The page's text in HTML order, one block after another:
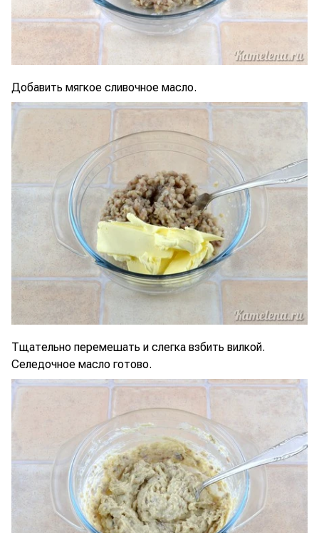
Добавить мягкое сливочное масло.
Тщательно перемешать и слегка взбить вилкой.
Селедочное масло готово.